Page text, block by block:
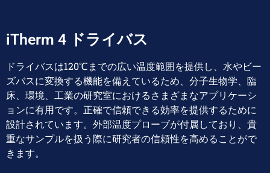
iTherm 4 ドライバス
ドライバスは120℃までの広い温度範囲を提供し、水やビー
ズバスに変換する機能を備えているため、分子生物学、臨
床、環境、工業の研究室におけるさまざまなアプリケーシ
ョンに有用です。正確で信頼できる効率を提供するために
設計されています。外部温度プローブが付属しており、貴
重なサンプルを扱う際に研究者の信頼性を高めることがで
きます。